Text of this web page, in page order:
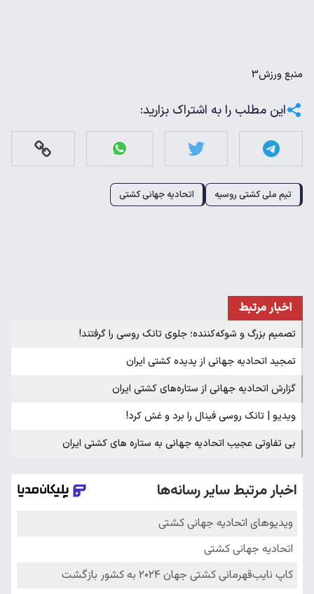
منبعورزش3
این مطلب را به اشتراک بزارید:
تیم ملی کشتی روسیه اتحادیه جهانی کشتی
اخبار مرتبط
تصمیم بزرگ و شوکه‌کننده؛ جلوی تانک روسی را گرفتند!
تمجید اتحادیه جهانی از پدیده کشتی ایران
گزارش اتحادیه جهانی از ستاره‌های کشتی ایران
ویدیو | تانک روسی فینال را برد و غش کرد!
بی تفاوتی عجیب اتحادیه جهانی به ستاره های کشتی ایران